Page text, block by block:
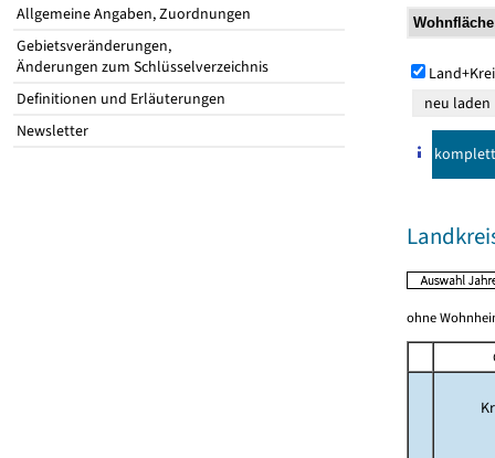
Allgemeine Angaben, Zuordnungen
Gebietsveränderungen,
Änderungen zum Schlüsselverzeichnis
Definitionen und Erläuterungen
Newsletter
komplett
ohne